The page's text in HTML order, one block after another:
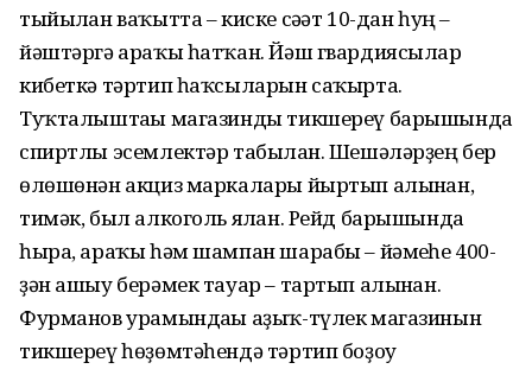
тыйылған ваҡытта – киске сәғәт 10-дан һуң –
йәштәргә араҡы һатҡан. Йәш гвардиясылар
кибеткә тәртип һаҡсыларын саҡырта.
Туҡталыштағы магазинды тикшереү барышында
спиртлы эсемлектәр табылған. Шешәләрҙең бер
өлөшөнән акциз маркалары йыртып алынған,
тимәк, был алкоголь ялған. Рейд барышында
һыра, араҡы һәм шампан шарабы – йәмғеһе 400-
ҙән ашыу берәмек тауар – тартып алынған.
Фурманов урамындағы аҙыҡ-түлек магазинын
тикшереү һөҙөмтәһендә тәртип боҙоу